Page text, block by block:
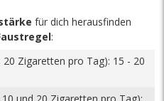
für dich herausfinden
:
20 Zigaretten pro Tag): 15 - 20
und 20 Zigaretten pro Tag):